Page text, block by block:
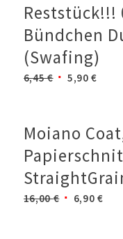
Reststück!!!
Bündchen
(Swafing)
6,45€ 5,90€
5,90 €.
Moiano
16,00€ 6,90 €